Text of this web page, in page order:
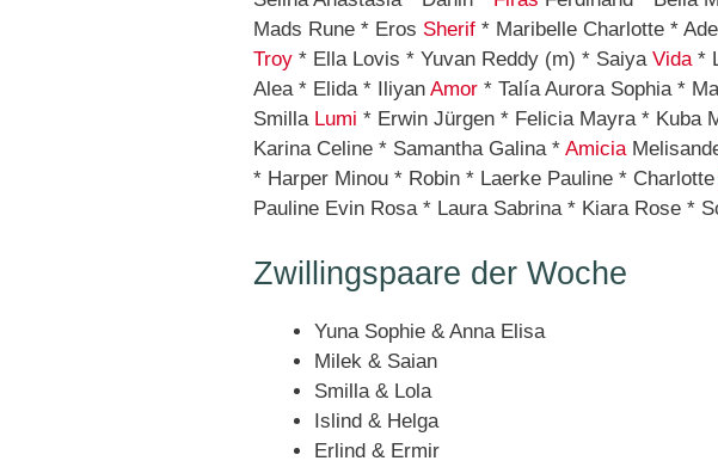
Mads Rune * Eros Sherif * Maribelle Charlotte *
Troy * Ella Lovis * Yuvan Reddy (m) * Saiya Vida*
Alea * Elida * Iliyan Amor * Talía Aurora Sophia *
Smilla Lumi * Erwin Jürgen * Felicia Mayra * Kuba
Karina Celine * Samantha Galina * Amicia
* Harper Minou * Robin * Laerke Pauline * Charlotte
Pauline Evin Rosa * Laura Sabrina * Kiara Rose *
Zwillingspaare der Woche
Yuna Sophie & Anna Elisa
Milek & Saian
Smilla & Lola
Islind & Helga
Erlind & Ermir